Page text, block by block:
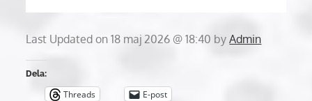
Last Updated on 18 maj 2026 @ 18:40 byAdmin
Dela:
Threads E-post